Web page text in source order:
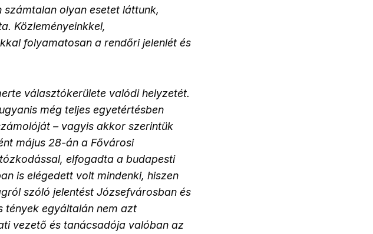
olyan esetet láttunk,
Közleményeinkkel,
folyamatosan a rendőri jelenlét és
választókerülete valódi helyzetét.
még teljes egyetértésben
– vagyis akkor szerintük
május 28-án a Fővárosi
elfogadta a budapesti
is elégedett volt mindenki, hiszen
szóló jelentést Józsefvárosban és
tények egyáltalán nem azt
vezető és tanácsadója valóban az